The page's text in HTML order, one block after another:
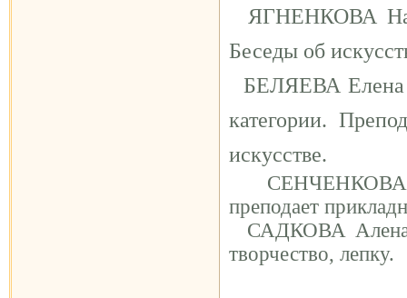
ЯГНЕНКОВА
Беседы об
БЕЛЯЕВА Елена
категории.
искусстве.
преподает
САДКОВА Алена
творчество, лепку.